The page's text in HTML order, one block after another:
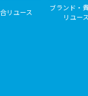
リユース
ブランド・
リユース